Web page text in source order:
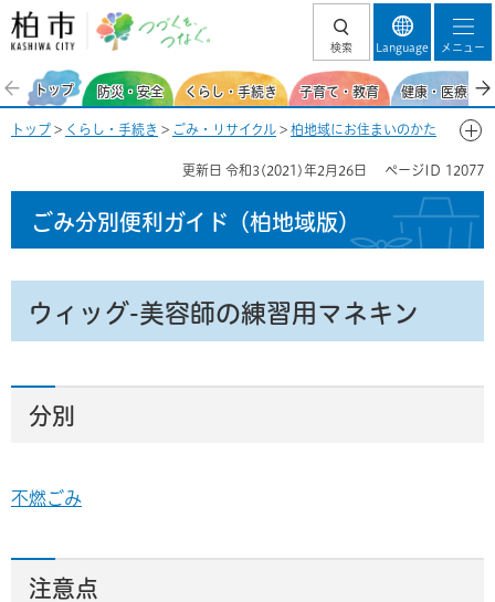
柏市 つづくを、
検索 Language メニュー
トップ 防災・安全 くらし・手続き 子育て・教育 健康・医療・
トップ > くらし・手続き > ごみ・リサイクル > 柏地域にお住まいのかた
更新日 令和3(2021)年2月26日 ページID 12077
ごみ分別便利ガイド （柏地域版）
ウィッグ-美容師の練習用マネキン
分別
不燃ごみ
注意点